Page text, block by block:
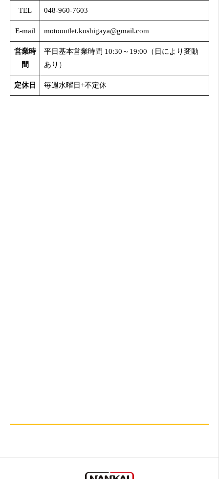
TEL 048-960-7603
E-mail motooutlet.koshigaya@gmail.com
営業時
間
平日基本営業時間 10:30～19:00（日により変動
あり）
定休日 毎週水曜日+不定休